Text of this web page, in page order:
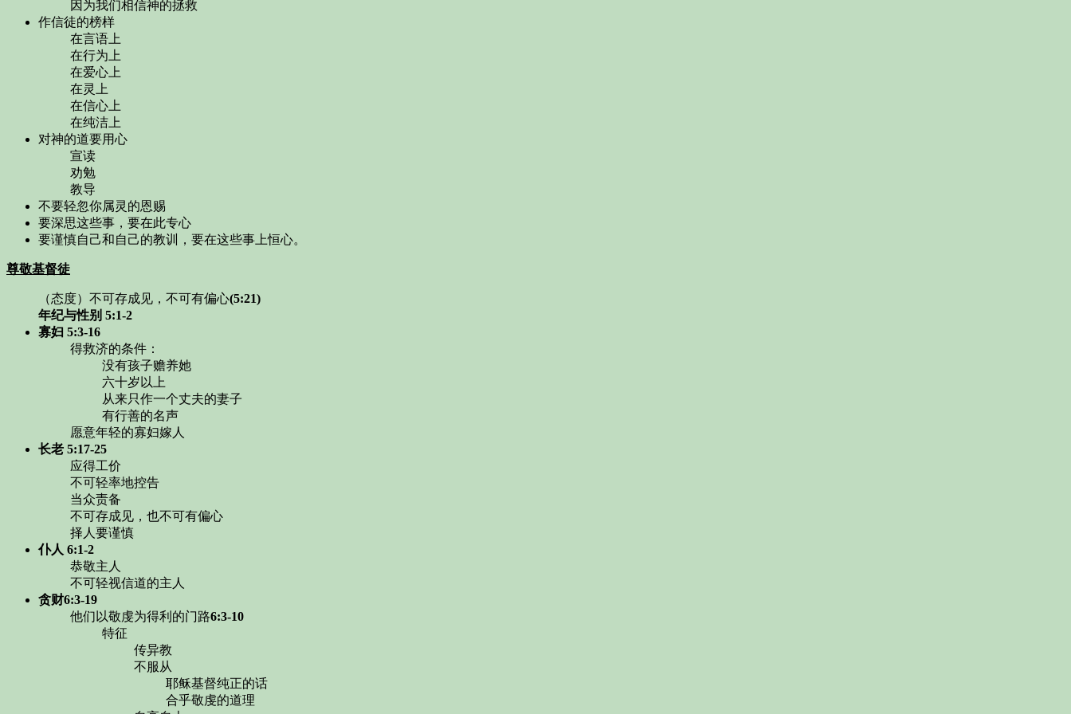
因为我们相信神的拯救
作信徒的榜样
在言语上
在行为上
在爱心上
在灵上
在信心上
在纯洁上
对神的道要用心
宣读
劝勉
教导
不要轻忽你属灵的恩赐
要深思这些事，要在此专心
要谨慎自己和自己的教训，要在这些事上恒心。
尊敬基督徒
（态度）不可存成见，不可有偏心(5:21)
年纪与性别 5:1-2
寡妇 5:3-16
得救济的条件：
没有孩子赡养她
六十岁以上
从来只作一个丈夫的妻子
有行善的名声
愿意年轻的寡妇嫁人
长老 5:17-25
应得工价
不可轻率地控告
当众责备
不可存成见，也不可有偏心
择人要谨慎
仆人 6:1-2
恭敬主人
不可轻视信道的主人
贪财6:3-19
他们以敬虔为得利的门路6:3-10
特征
传异教
不服从
耶稣基督纯正的话
合乎敬虔的道理